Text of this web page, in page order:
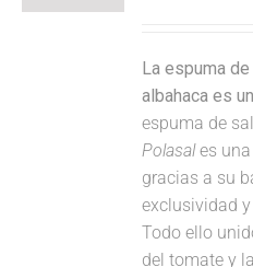
La espuma
albahaca es
espuma de
Polasales una
gracias a su
exclusividad
Todo ello
del tomate y